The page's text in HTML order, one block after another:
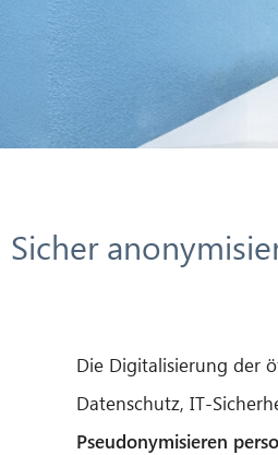
Sicher
Die Digitalisierung der
Datenschutz, IT-
Pseudonymisieren